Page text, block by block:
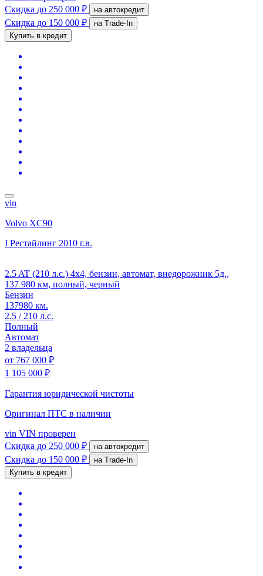
Скидка до 250 000 ₽ на автокредит
Скидка до 150 000 ₽
на Trade-In
Купить в кредит
vin
Volvo XC90
I Рестайлинг 2010 г.в.
2.5 AT (210 л.с.) 4x4, бензин, автомат, внедорожник 5д.,
137 980 км, полный, черный
Бензин
137980 км.
2.5 / 210 л.с.
Полный
Автомат
2 владельца
от 767 000 ₽
1 105 000 ₽
Гарантия юридической чистоты
Оригинал ПТС в наличии
vin VIN проверен
Скидка до 250 000 ₽ на автокредит
Скидка до 150 000 ₽
на Trade-In
Купить в кредит